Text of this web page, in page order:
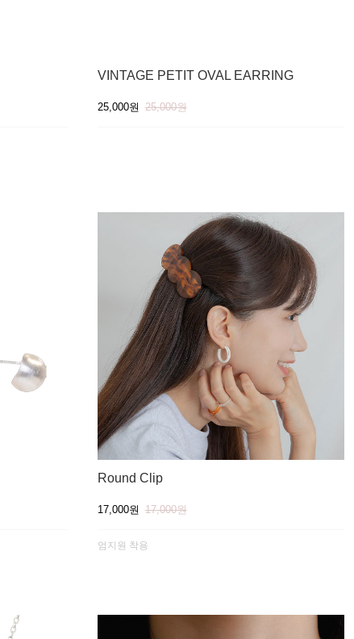
VINTAGE PETIT OVAL EARRING
25,000원 25,000원
Round Clip
17,000원 17,000원
엄지원 착용